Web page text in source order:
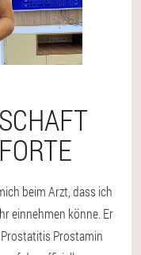
beim Arzt, dass ich
einnehmen könne. Er
Prostamin